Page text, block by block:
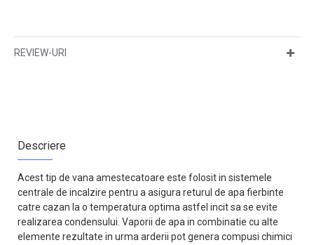
REVIEW-URI
Descriere
Acest tip de vana amestecatoare este folosit in sistemele
centrale de incalzire pentru a asigura returul de apa fierbinte
catre cazan la o temperatura optima astfel incit sa se evite
realizarea condensului. Vaporii de apa in combinatie cu alte
elemente rezultate in urma arderii pot genera compusi chimici